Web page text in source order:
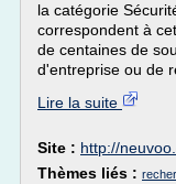
la catégorie
correspondent à
de centaines de
d'entreprise ou de
Lire la suite
Site : http://
Thèmes liés :